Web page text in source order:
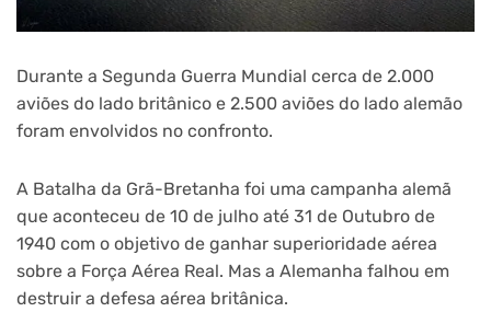
Durante a Segunda Guerra Mundial cerca de 2.000
aviões do lado britânico e 2.500 aviões do lado alemão
foram envolvidos no confronto.
A Batalha da Grã-Bretanha foi uma campanha alemã
que aconteceu de 10 de julho até 31 de Outubro de
1940 com o objetivo de ganhar superioridade aérea
sobre a Força Aérea Real. Mas a Alemanha falhou em
destruir a defesa aérea britânica.